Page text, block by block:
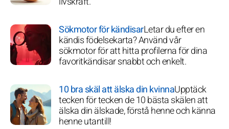
Sökmotor för kändisarLetar du efter en
kändis födelsekarta? Använd vår
sökmotor för att hitta profilerna för dina
favoritkändisar snabbt och enkelt.
10 bra skäl att älska din kvinnaUpptäck
tecken för tecken de 10 bästa skälen att
älska din älskade, förstå henne och känna
henne utantill!